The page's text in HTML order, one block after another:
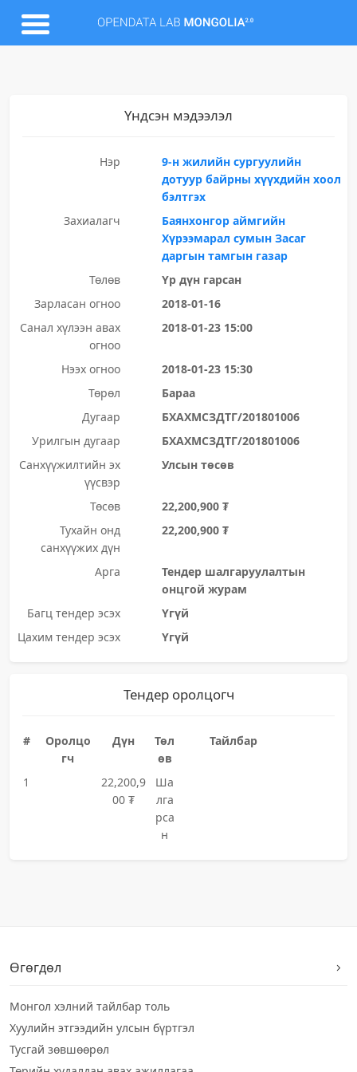
Үндсэн мэдээлэл
Нэр
9-н жилийн сургуулийн
дотуур байрны хүүхдийн хоол
бэлтгэх
Захиалагч
Баянхонгор аймгийн
Хүрээмарал сумын Засаг
даргын тамгын газар
Төлөв
Үр дүн гарсан
Зарласан огноо
2018-01-16
Санал хүлээн авах
огноо
2018-01-23 15:00
Нээх огноо
2018-01-23 15:30
Төрөл
Бараа
Дугаар
БХАХМСЗДТГ/201801006
Урилгын дугаар
БХАХМСЗДТГ/201801006
Санхүүжилтийн эх
үүсвэр
Улсын төсөв
Төсөв
22,200,900 ₮
Тухайн онд
санхүүжих дүн
22,200,900 ₮
Арга
Тендер шалгаруулалтын
онцгой журам
Багц тендер эсэх
Үгүй
Цахим тендер эсэх
Үгүй
Тендер оролцогч
#
Оролцо
гч
Дүн
Төл
өв
Тайлбар
1
22,200,9
00 ₮
Ша
лга
рса
н
Өгөгдөл
Монгол хэлний тайлбар толь
Хуулийн этгээдийн улсын бүртгэл
Тусгай зөвшөөрөл